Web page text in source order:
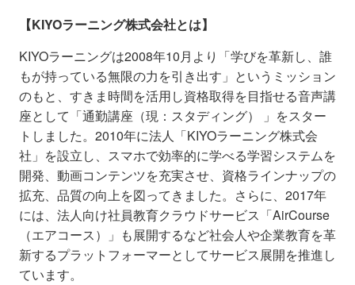
【KIYOラーニング株式会社とは】
KIYOラーニングは2008年10月より「学びを革新し、誰
もが持っている無限の力を引き出す」というミッション
のもと、すきま時間を活用し資格取得を目指せる音声講
座として「通勤講座（現：スタディング） 」をスター
トしました。2010年に法人「KIYOラーニング株式会
社」を設立し、スマホで効率的に学べる学習システムを
開発、動画コンテンツを充実させ、資格ラインナップの
拡充、品質の向上を図ってきました。さらに、2017年
には、法人向け社員教育クラウドサービス「AirCourse
（エアコース）」も展開するなど社会人や企業教育を革
新するプラットフォーマーとしてサービス展開を推進し
ています。